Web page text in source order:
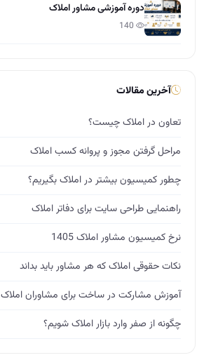
دوره آموزشی مشاور املاک
آخرین مقالات
تعاون در املاک چیست؟
مراحل گرفتن مجوز و پروانه کسب املاک
چطور کمیسیون بیشتر در املاک بگیریم؟
راهنمایی طراحی سایت برای دفاتر املاک
نرخ کمیسیون مشاور املاک 1405
نکات حقوقی املاک که هر مشاور باید بداند
آموزش مشارکت در ساخت برای مشاوران املاک
چگونه از صفر وارد بازار املاک شویم؟